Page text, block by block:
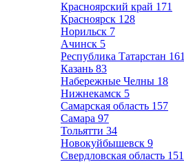
Красноярский край 171
Красноярск 128
Норильск 7
Ачинск 5
Республика Татарстан 161
Казань 83
Набережные Челны 18
Нижнекамск 5
Самарская область 157
Самара 97
Тольятти 34
Новокуйбышевск 9
Свердловская область 151